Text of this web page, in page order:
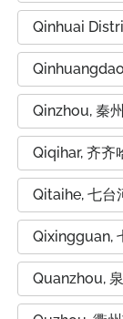
Qinhuai
Qinzhou, 秦
Qiqihar, 齐齐
Qitaihe, 七台
Qixingguan,
Quanzhou,